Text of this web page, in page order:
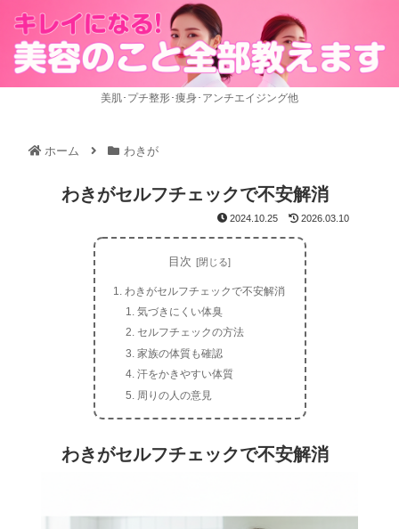
美肌･プチ整形･痩身･アンチエイジング他
ホーム わきが
わきがセルフチェックで不安解消
2024.10.25 2026.03.10
目次
わきがセルフチェックで不安解消
気づきにくい体臭
セルフチェックの方法
家族の体質も確認
汗をかきやすい体質
周りの人の意見
わきがセルフチェックで不安解消